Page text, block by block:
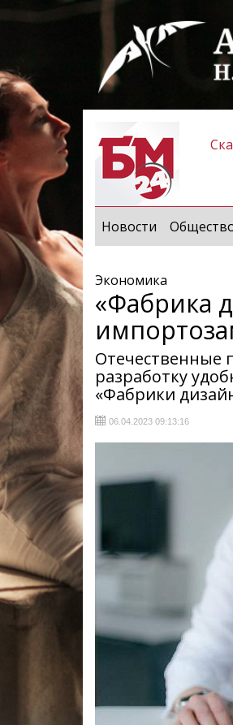
Новости
Экономика
«Фабрика
Отечественные
разработку
«Фабрики
06.04.2023 09:13:16